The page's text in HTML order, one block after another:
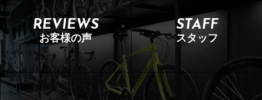
REVIEWS
お客様の声
STAFF
スタッフ